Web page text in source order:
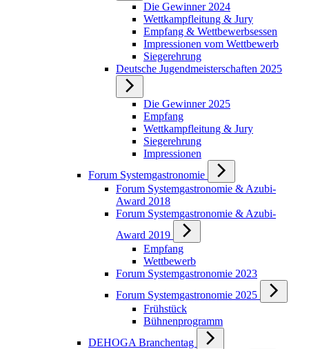
Die Gewinner 2024
Wettkampfleitung & Jury
Empfang & Wettbewerbsessen
Impressionen vom Wettbewerb
Siegerehrung
Deutsche Jugendmeisterschaften 2025
Die Gewinner 2025
Empfang
Wettkampfleitung & Jury
Siegerehrung
Impressionen
Forum Systemgastronomie
Forum Systemgastronomie & Azubi-
Award 2018
Forum Systemgastronomie & Azubi-
Award 2019
Empfang
Wettbewerb
Forum Systemgastronomie 2023
Forum Systemgastronomie 2025
Frühstück
Bühnenprogramm
DEHOGA Branchentag